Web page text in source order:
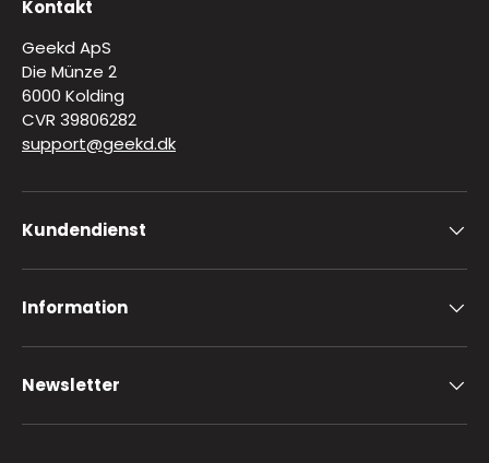
Kontakt
Geekd ApS
Die Münze 2
6000 Kolding
CVR 39806282
support@geekd.dk
Kundendienst
Information
Newsletter